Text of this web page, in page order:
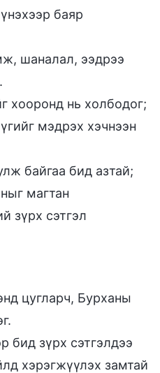
баяр
шаналал, ээдрээ
хооронд нь холбодог;
мэдрэх хэчнээн
байгаа бид азтай;
магтан
зүрх сэтгэл
цугларч, Бурханы
бид зүрх сэтгэлдээ
хэрэгжүүлэх замтай